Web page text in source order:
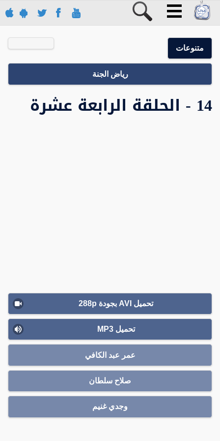
متنوعات
رياض الجنة
14 - الحلقة الرابعة عشرة
تحميل AVI بجودة 288p
تحميل MP3
عمر عبد الكافي
صلاح سلطان
وجدي غنيم